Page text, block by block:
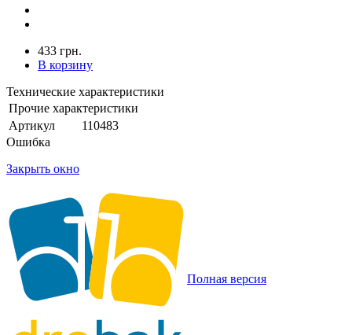
433 грн.
В корзину
Технические характеристики
Прочие характеристики
Артикул
110483
Ошибка
Закрыть окно
Полная версия